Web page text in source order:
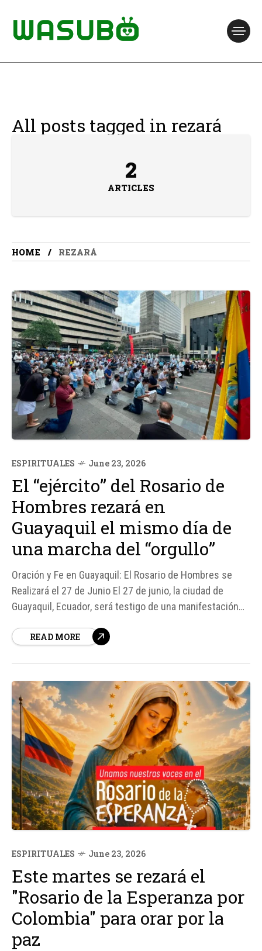
All posts tagged in rezará
2
ARTICLES
HOME REZARÁ
ESPIRITUALES June 23, 2026
El “ejército” del Rosario de
Hombres rezará en
Guayaquil el mismo día de
una marcha del “orgullo”
Oración y Fe en Guayaquil: El Rosario de Hombres se
Realizará el 27 de Junio El 27 de junio, la ciudad de
Guayaquil, Ecuador, será testigo de una manifestación
Hombres se reúna para rezar en la Plaza San Francisco.
READ MORE
ESPIRITUALES June 23, 2026
Este martes se rezará el
"Rosario de la Esperanza por
Colombia" para orar por la
paz